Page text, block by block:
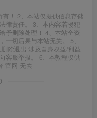
有！ 2、本站仅提供信息存储
律责任。 3、本内容若侵犯
予删除处理！ 4、本站全资
一切后果与本站无关。 5、
除退出 涉及自身权益/利益
客服举报。 6、本教程仅供
官网 无关